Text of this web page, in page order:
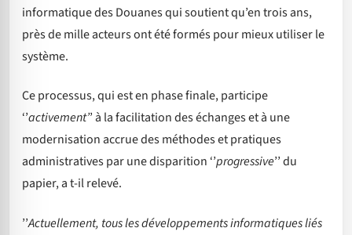
informatique des Douanes qui soutient qu’en trois ans,
près de mille acteurs ont été formés pour mieux utiliser le
système.
Ce processus, qui est en phase finale, participe
‘’activement’’ à la facilitation des échanges et à une
modernisation accrue des méthodes et pratiques
administratives par une disparition ‘’progressive’’ du
papier, a t-il relevé.
’’Actuellement, tous les développements informatiques liés